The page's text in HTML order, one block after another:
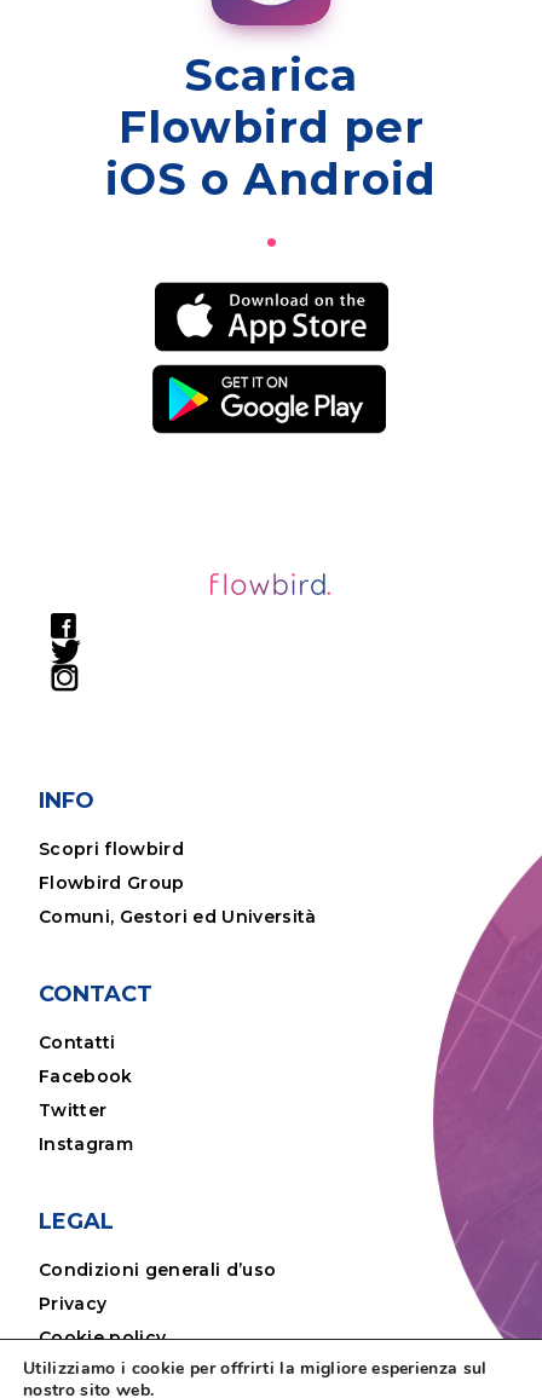
Scarica
Flowbird per
iOS o Android
INFO
Scopri flowbird
Flowbird Group
Comuni, Gestori ed Università
CONTACT
Contatti
Facebook
Twitter
Instagram
LEGAL
Condizioni generali d’uso
Privacy
Cookie policy
Note legali
Utilizziamo i cookie per offrirti la migliore esperienza sul
nostro sito web.